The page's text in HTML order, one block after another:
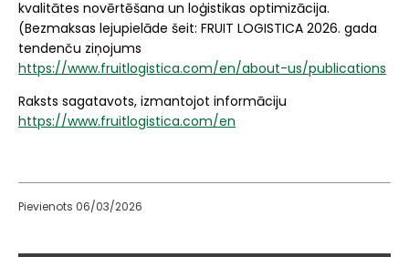
kvalitātes novērtēšana un loģistikas optimizācija.
(Bezmaksas lejupielāde šeit: FRUIT LOGISTICA 2026. gada
tendenču ziņojums
https://www.fruitlogistica.com/en/about-us/publications
Raksts sagatavots, izmantojot informāciju
https://www.fruitlogistica.com/en
Pievienots 06/03/2026